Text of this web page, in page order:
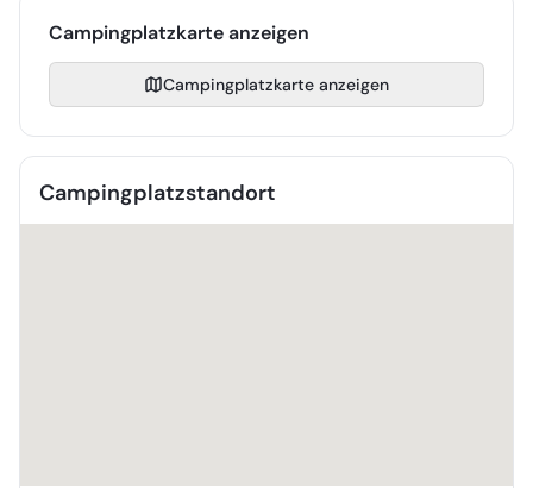
Campingplatzkarte anzeigen
Campingplatzkarte anzeigen
Campingplatzstandort